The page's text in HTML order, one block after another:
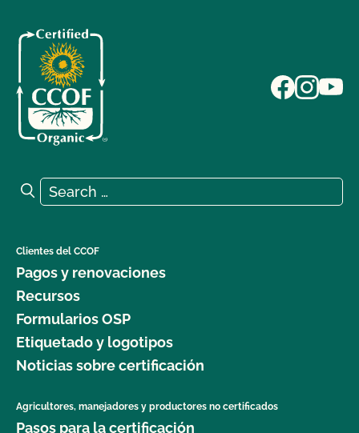
Search for:
Search
Clientes del CCOF
Pagos y renovaciones
Recursos
Formularios OSP
Etiquetado y logotipos
Noticias sobre certificación
Agricultores, manejadores y productores no certificados
Pasos para la certificación